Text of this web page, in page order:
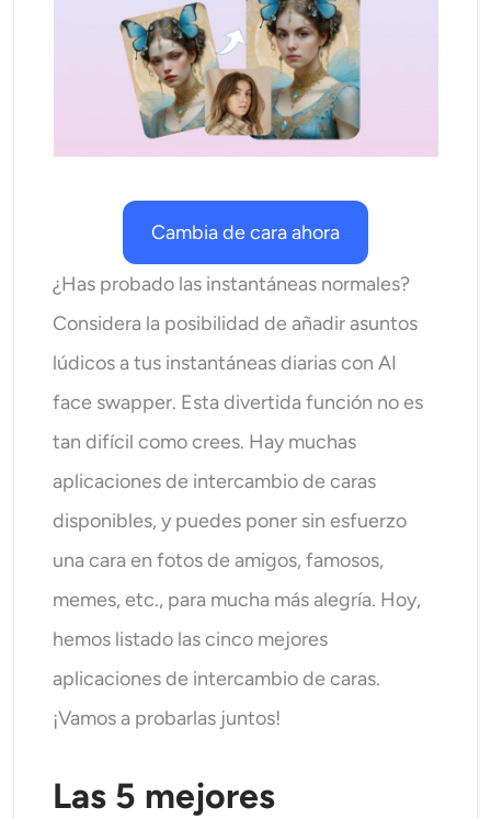
AI Recolor
Generador de Imágenes con Estilo por IA
Herramientas de retrato
Cambiador de peinado
Cambiador de ropa
Bebé IA
Generador de disparos a la cabeza Pro
Creador de fotos de pasaporte
Efectos de video
Quitar marca de agua de video
Cambia de cara ahora
¿Has probado las instantáneas normales?
Considera la posibilidad de añadir asuntos
lúdicos a tus instantáneas diarias con AI
face swapper. Esta divertida función no es
tan difícil como crees. Hay muchas
aplicaciones de intercambio de caras
disponibles, y puedes poner sin esfuerzo
una cara en fotos de amigos, famosos,
memes, etc., para mucha más alegría. Hoy,
hemos listado las cinco mejores
aplicaciones de intercambio de caras.
¡Vamos a probarlas juntos!
Las 5 mejores